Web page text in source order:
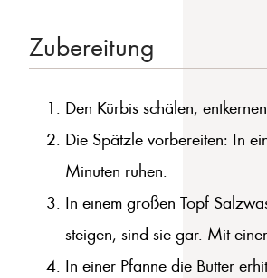
Zubereitung
Den Kürbis schälen,
Die Spätzle vorbereiten: In
Minuten ruhen.
In einem großen Topf
steigen, sind sie gar. Mit
In einer Pfanne die Butter